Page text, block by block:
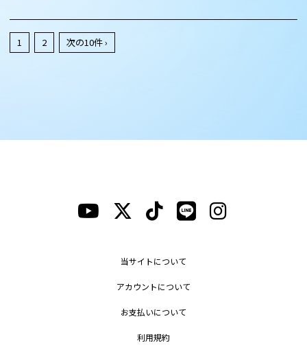
1 2 次の10件 ›
当サイトについて
アカウントについて
お支払いについて
利用規約